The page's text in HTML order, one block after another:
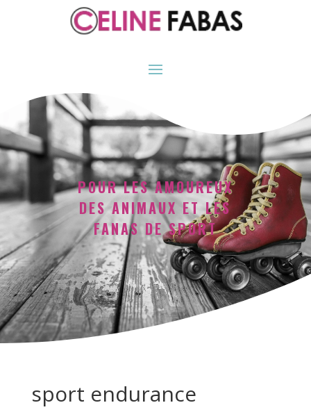
POUR LES AMOUREUX
DES ANIMAUX ET LES
FANAS DE SPORT
sport endurance